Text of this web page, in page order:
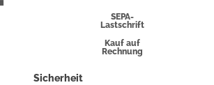
SEPA-
Lastschrift
Kauf auf
Rechnung
Sicherheit